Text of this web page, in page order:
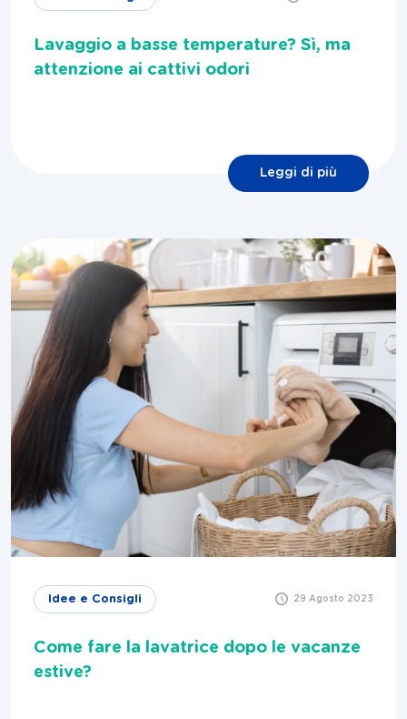
Lavaggio a basse temperature? Sì, ma
attenzione ai cattivi odori
Leggi di più
Idee e Consigli 29 Agosto 2023
Come fare la lavatrice dopo le vacanze
estive?